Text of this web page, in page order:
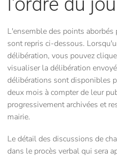
L'ensemble des points
sont repris ci-dessous.
délibération, vous pouvez
visualiser la délibération
délibérations sont disponibles
deux mois à compter de leur
progressivement archivées et
mairie.
Le détail des discussions de
dans le procès verbal qui sera